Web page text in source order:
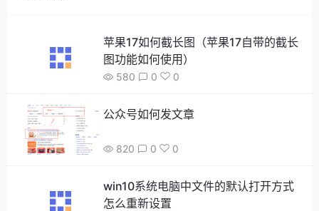
苹果17如何截长图（苹果17自带的截长
图功能如何使用）
580 0 0
公众号如何发文章
820 0 0
win10系统电脑中文件的默认打开方式
怎么重新设置